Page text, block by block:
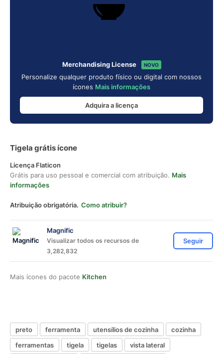
Merchandising License NOVO
Personalize qualquer produto físico ou digital com nossos
ícones Mais informações
Adquira a licença
Tigela grátis ícone
Licença Flaticon
Grátis para uso pessoal e comercial com atribuição. Mais
informações
Atribuição obrigatória. Como atribuir?
Magnific
Visualizar todos os recursos de
3,282,832
Seguir
Mais ícones do pacote Kitchen
preto ferramenta utensílios de cozinha
cozinha
ferramentas
tigela tigelas
vista lateral